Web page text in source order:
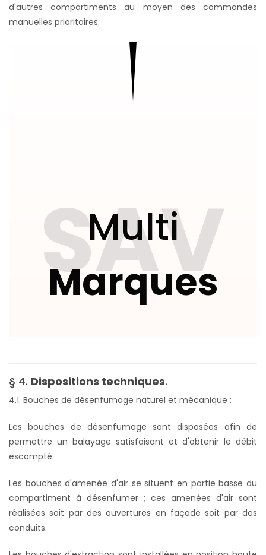
d'autres compartiments au moyen des commandes
manuelles prioritaires.
SAV
Multi
Marques
§ 4. Dispositions techniques.
4.1. Bouches de désenfumage naturel et mécanique :
Les bouches de désenfumage sont disposées afin de
permettre un balayage satisfaisant et d'obtenir le débit
escompté.
Les bouches d'amenée d'air se situent en partie basse du
compartiment à désenfumer ; ces amenées d'air sont
réalisées soit par des ouvertures en façade soit par des
conduits.